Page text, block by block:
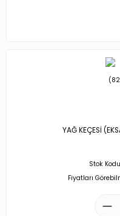
YAĞ KEÇESİ
Stok
Fiyatları